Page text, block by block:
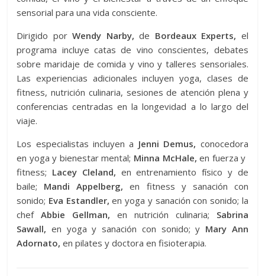
sensorial para una vida consciente.
Dirigido porWendy Narby, de Bordeaux Experts, el
programa incluye catas de vino conscientes, debates
sobre maridaje de comida y vino y talleres sensoriales.
Las experiencias adicionales incluyen yoga, clases de
fitness, nutrición culinaria, sesiones de atención plena y
conferencias centradas en la longevidad a lo largo del
viaje.
Los especialistas incluyen a Jenni Demus, conocedora
en yoga y bienestar mental; Minna McHale, en fuerza y ​​
fitness; Lacey Cleland, en entrenamiento físico y de
baile; Mandi Appelberg, en fitness y sanación con
sonido; Eva Estandler, en yoga y sanación con sonido; la
chefAbbie Gellman, en nutrición culinaria; Sabrina
Sawall, en yoga y sanación con sonido; y Mary Ann
Adornato, en pilates y doctora en fisioterapia.